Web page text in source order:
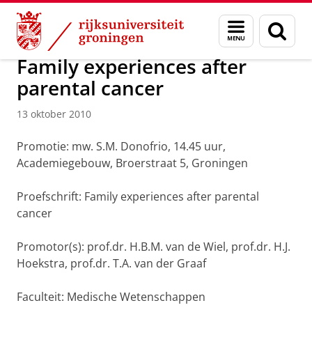
Skip
Content
Skip
Navigation
Menu
en
zoeken
Over ons Actueel Nieuws Nieuwsberichten
Family experiences after
parental cancer
13 oktober 2010
Promotie: mw. S.M. Donofrio, 14.45 uur,
Academiegebouw, Broerstraat 5, Groningen
Proefschrift: Family experiences after parental
cancer
Promotor(s): prof.dr. H.B.M. van de Wiel, prof.dr. H.J.
Hoekstra, prof.dr. T.A. van der Graaf
Faculteit: Medische Wetenschappen